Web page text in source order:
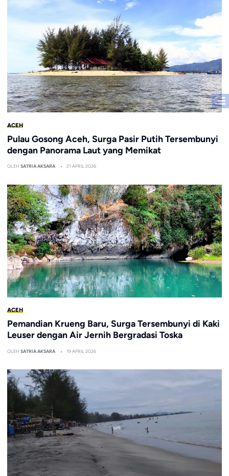
ACEH
Pulau Gosong Aceh, Surga Pasir Putih Tersembunyi
dengan Panorama Laut yang Memikat
OLEH SATRIA AKSARA 21 APRIL 2026
ACEH
Pemandian Krueng Baru, Surga Tersembunyi di Kaki
Leuser dengan Air Jernih Bergradasi Toska
OLEH SATRIA AKSARA 19 APRIL 2026